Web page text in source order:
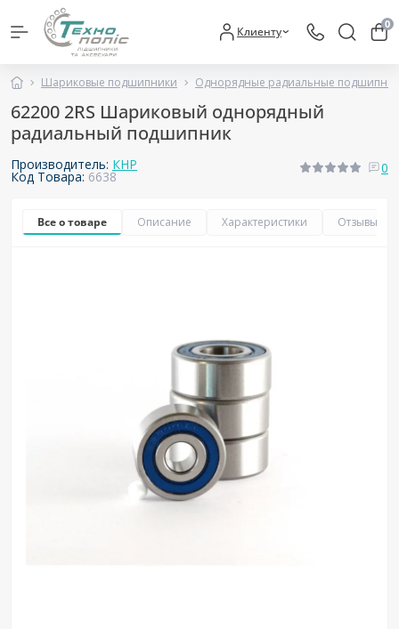
Клиенту 0
Шариковые подшипники Однорядные радиальные
62200 2RS Шариковый однорядный
радиальный подшипник
Производитель: КНР
Код Товара: 6638
0
Все о товаре Описание Характеристики Отзывы